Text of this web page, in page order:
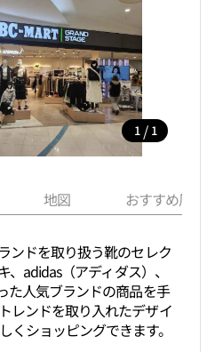
1 / 1
地図 おすすめ周辺
ンドを取り扱う靴のセレク
、adidas（アディダス）、
た人気ブランドの商品を手
レンドを取り入れたデザイ
くショッピングできます。